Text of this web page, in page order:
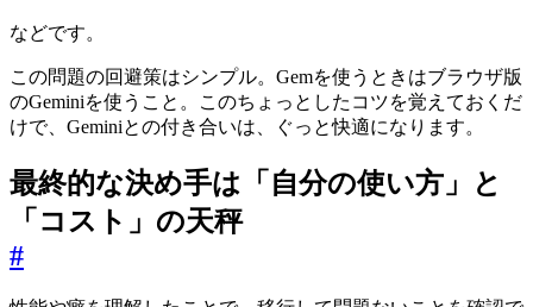
などです。
この問題の回避策はシンプル。Gemを使うときはブラウザ版
のGeminiを使うこと。このちょっとしたコツを覚えておくだ
けで、Geminiとの付き合いは、ぐっと快適になります。
最終的な決め手は「自分の使い方」と
「コスト」の天秤
#